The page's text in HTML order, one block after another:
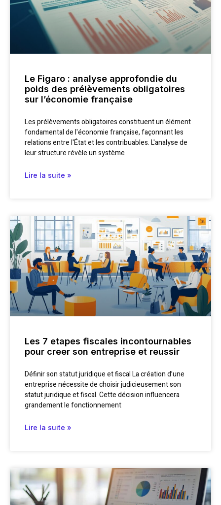
Le Figaro : analyse approfondie du
poids des prélèvements obligatoires
sur l’économie française
Les prélèvements obligatoires constituent un élément
fondamental de l'économie française, façonnant les
relations entre l'État et les contribuables. L'analyse de
leur structure révèle un système
Lire la suite »
Les 7 etapes fiscales incontournables
pour creer son entreprise et reussir
Définir son statut juridique et fiscal La création d’une
entreprise nécessite de choisir judicieusement son
statut juridique et fiscal. Cette décision influencera
grandement le fonctionnement
Lire la suite »